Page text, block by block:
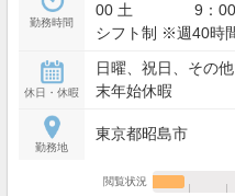
勤務時間
00 土 9：00〜14：00 上記営
シフト制 ※週40時
休日・休暇
日曜、祝日、その
末年始休暇
勤務地
東京都昭島市
閲覧状況